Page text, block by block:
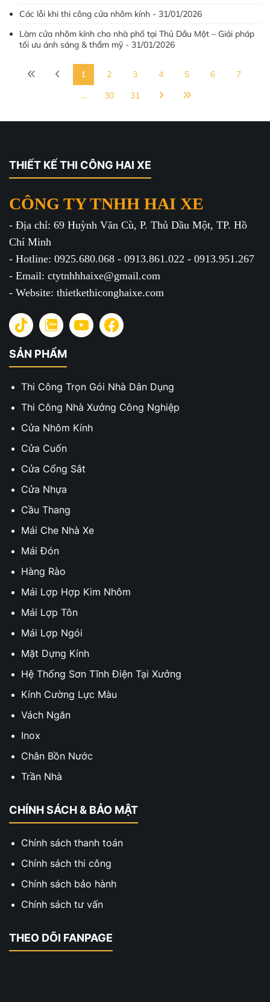
Các lỗi khi thi công cửa nhôm kính - 31/01/2026
Làm cửa nhôm kính cho nhà phố tại Thủ Dầu Một – Giải pháp
tối ưu ánh sáng & thẩm mỹ - 31/01/2026
1 2 3 4 5 6
7
...
30 31
THIẾT KẾ THI CÔNG HAI XE
CÔNG TY TNHH HAI XE
- Địa chỉ: 69 Huỳnh Văn Cù, P. Thủ Dầu Một, TP. Hồ
Chí Minh
- Hotline: 0925.680.068 - 0913.861.022 - 0913.951.267
- Email: ctytnhhhaixe@gmail.com
- Website: thietkethiconghaixe.com
SẢN PHẨM
Thi Công Trọn Gói Nhà Dân Dụng
Thi Công Nhà Xưởng Công Nghiệp
Cửa Nhôm Kính
Cửa Cuốn
Cửa Cổng Sắt
Cửa Nhựa
Cầu Thang
Mái Che Nhà Xe
Mái Đón
Hàng Rào
Mái Lợp Hợp Kim Nhôm
Mái Lợp Tôn
Mái Lợp Ngói
Mặt Dựng Kính
Hệ Thống Sơn Tĩnh Điện Tại Xưởng
Kính Cường Lực Màu
Vách Ngăn
Inox
Chân Bồn Nước
Trần Nhà
CHÍNH SÁCH & BẢO MẬT
Chính sách thanh toán
Chính sách thi công
Chính sách bảo hành
Chính sách tư vấn
THEO DÕI FANPAGE